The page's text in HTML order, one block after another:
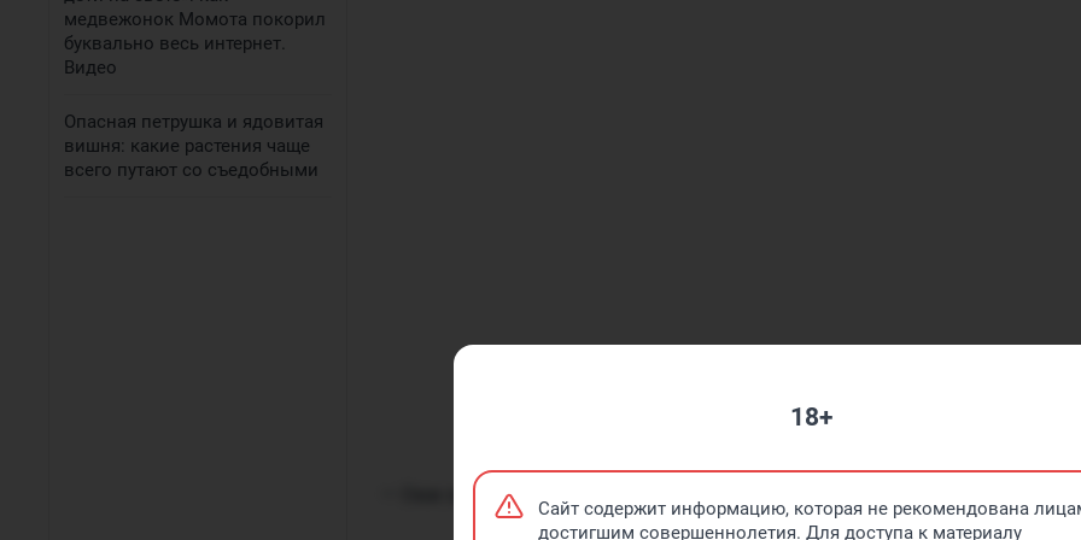
медвежонок Момота покорил
буквально весь интернет.
Видео
Опасная петрушка и ядовитая
вишня: какие растения чаще
всего путают со съедобными
— Они просто видят цены на жилье и находят место повыгоднее.
18+
Сайт содержит информацию, которая не рекомендована
достигшим совершеннолетия. Для доступа к материалу